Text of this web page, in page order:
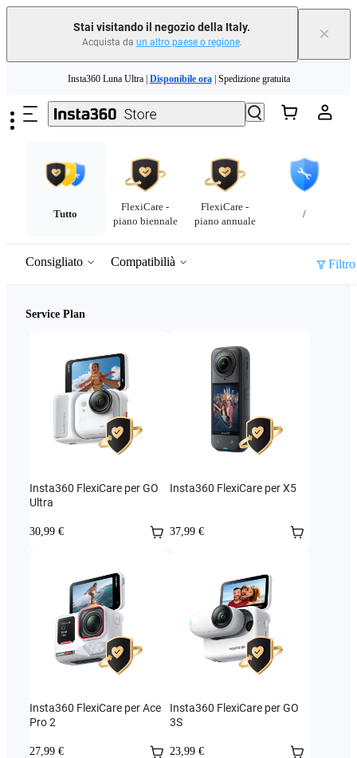
Stai visitando il negozio della Italy.
Acquista da un altro paese o regione. ×
Insta360 Luna Ultra | Disponibile ora| Spedizione gratuita
Permuta il tuo vecchio dispositivo e ottieni denaro per il tuo nuovo acquisto.｜
Scopri di più
Need shopping help? | Chat with our experts now!
Insta360 Luna Ultra |Disponibile ora| Spedizione gratuita
Tutto
FlexiCare -
piano biennale
FlexiCare -
piano annuale
/
Consigliato Compatibilià Filtro
Service Plan
Insta360 FlexiCare per GO
Ultra
30,99 €
Insta360 FlexiCare per X5
37,99 €
Insta360 FlexiCare per Ace
Pro 2
27,99 €
Insta360 FlexiCare per GO
3S
23,99 €